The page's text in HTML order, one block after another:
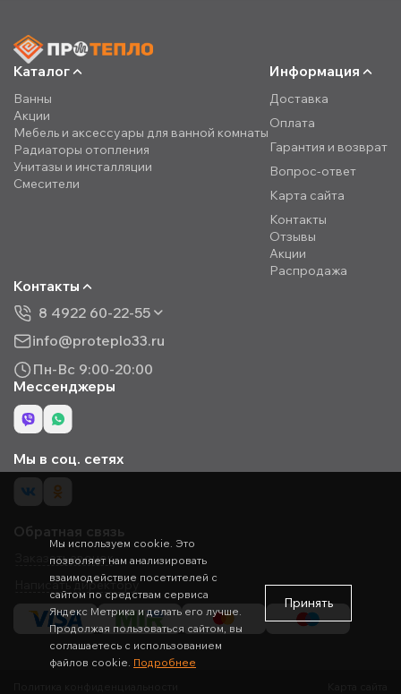
Каталог
Ванны
Акции
Мебель и аксессуары для ванной комнаты
Радиаторы отопления
Унитазы и инсталляции
Смесители
Информация
Доставка
Оплата
Гарантия и возврат
Вопрос-ответ
Карта сайта
Контакты
Отзывы
Акции
Распродажа
Контакты
8 4922 60-22-55
info@proteplo33.ru
Пн-Вс 9:00-20:00
Мессенджеры
Мы в соц. сетях
Обратная связь
Заказать звонок
Написать директору
Мы используем cookie. Это
позволяет нам анализировать
взаимодействие посетителей с
сайтом по средствам сервиса
Яндекс Метрика и делать его лучше.
Продолжая пользоваться сайтом, вы
соглашаетесь с использованием
файлов cookie. Подробнее
Принять